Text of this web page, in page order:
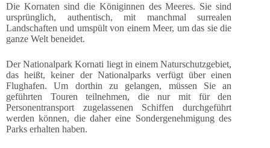
Die Kornaten sind die Königinnen des Meeres. Sie sind
ursprünglich, authentisch, mit manchmal surrealen
Landschaften und umspült von einem Meer, um das sie die
ganze Welt beneidet.
Der Nationalpark Kornati liegt in einem Naturschutzgebiet,
das heißt, keiner der Nationalparks verfügt über einen
Flughafen. Um dorthin zu gelangen, müssen Sie an
geführten Touren teilnehmen, die nur mit für den
Personentransport zugelassenen Schiffen durchgeführt
werden können, die daher eine Sondergenehmigung des
Parks erhalten haben.